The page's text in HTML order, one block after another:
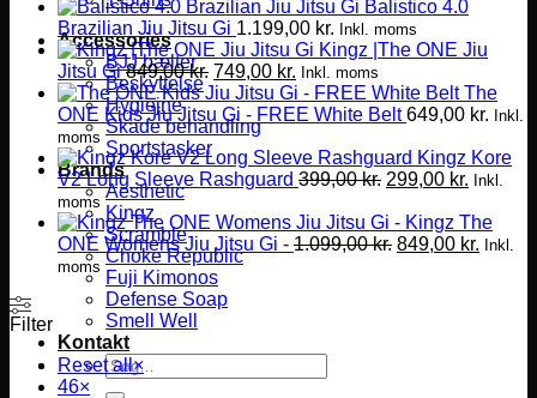
Accessories
BJJ bælter
Beskyttelse
Hygiejne
Skade behandling
Sportstasker
Brands
Aesthetic
Kingz
Scramble
Choke Republic
Fuji Kimonos
Defense Soap
Smell Well
Kontakt
Søg
efter:
Balistico 4.0
Brazilian Jiu Jitsu Gi 1.199,00 kr. Inkl. moms
Kingz |The ONE Jiu
Jitsu Gi 849,00kr. Den
oprindelige
pris
var:
849,00 kr..
749,00 kr. Den
aktuelle
pris
749,00 kr..
Inkl. moms
The
ONE Kids Jiu Jitsu Gi - FREE White Belt 649,00 kr. Inkl.
moms
Kingz Kore
V2 Long Sleeve Rashguard 399,00kr. Den
pris
var:
299,00 kr. Den
pris
er:
Inkl.
moms
Kingz The
ONE Womens Jiu Jitsu Gi - 1.099,00kr. Den
849,00 kr. Den
Inkl.
moms
Filter
Reset all×
46×